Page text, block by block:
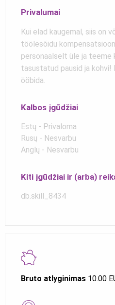
Bruto atlyginimas 10.00
Privalumai
Kui elad kaugemal, siis on
töölesõidu
personaalselt üle ja teeme
tasustatud pausid ja kohvi!
ööbida.
Kalbos įgūdžiai
Estų - Privaloma
Rusų - Nesvarbu
Anglų - Nesvarbu
Kiti įgūdžiai ir (arba)
db.skill_8434